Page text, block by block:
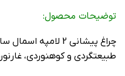
توضیحات محصول:
طبیعتگردی و کوهنوردی،